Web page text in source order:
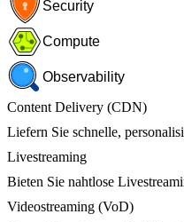
Security
Compute
Observability
Content Delivery (CDN)
Liefern Sie schnelle,
Livestreaming
Bieten Sie nahtlose
Videostreaming (VoD)